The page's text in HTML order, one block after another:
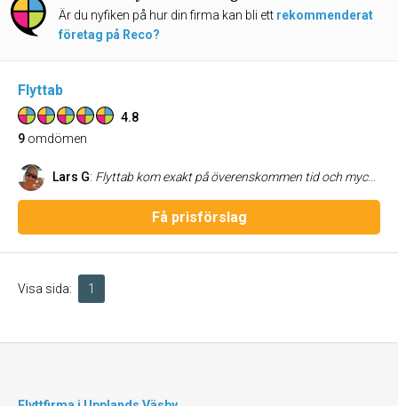
Är du nyfiken på hur din firma kan bli ett rekommenderat
företag på Reco?
Flyttab
4.8
9 omdömen
Lars G: Flyttab kom exakt på överenskommen tid och mycket tillmötesgående löste de flytten. Två soffor skulle flyttas till en annan adress än flyttadressen och de löste detta på ett ypperligt sätt. Kanske inte billigaste flytten, men med fast pris och professionellt utförande definitivt värt pengarna! Jag kan varmt rekommendera Flyttab!
Få prisförslag
Visa sida: 1